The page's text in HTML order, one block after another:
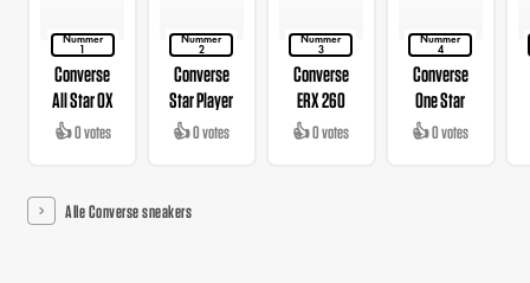
Nummer
1
Converse
All Star OX
👍 0 votes
Nummer
2
Converse
Star Player
👍 0 votes
Nummer
3
Converse
ERX 260
👍 0 votes
Nummer
4
Converse
One Star
👍 0 votes
Alle Converse sneakers